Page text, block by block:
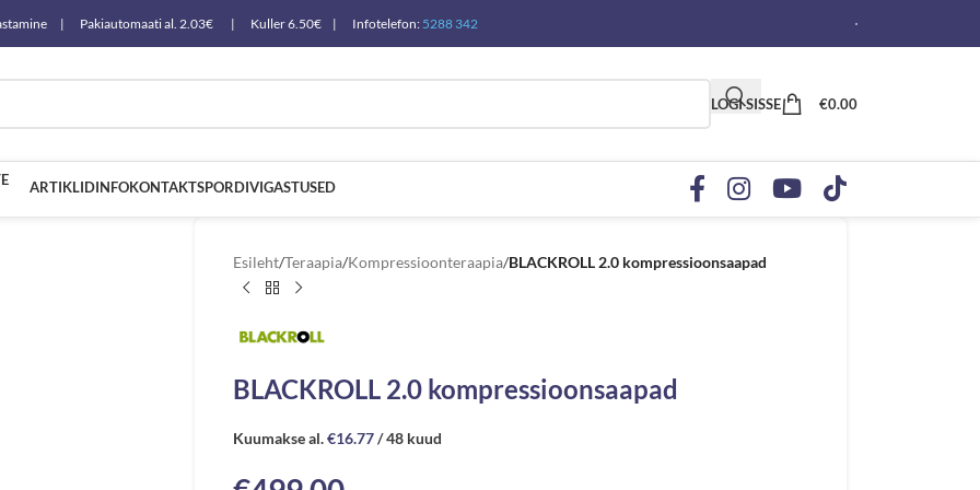
tagastamine | Pakiautomaati al. 2.03€ | Kuller 6.50€ | Infotelefon: 5288 342
LOGI SISSE €0.00
ARTIKLIDINFOKONTAKTSPORDIVIGASTUSED
Esileht/Teraapia/Kompressioonteraapia/BLACKROLL 2.0 kompressioonsaapad
BLACKROLL 2.0 kompressioonsaapad
Kuumakse al.€16.77/ 48 kuud